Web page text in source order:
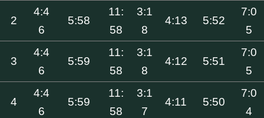
2
4:4
6
5:58
11:
58
3:1
8
4:13 5:52
7:0
5
3
4:4
6
5:59
11:
58
3:1
8
4:12 5:51
7:0
5
4
4:4
6
5:59
11:
58
3:1
7
4:11 5:50
7:0
4